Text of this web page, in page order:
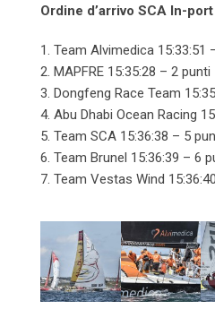
Ordine d’arrivo SCA In-
1. Team Alvimedica 15:33:51
2. MAPFRE 15:35:28 – 2 punti
3. Dongfeng Race Team
4. Abu Dhabi Ocean Racing
5. Team SCA 15:36:38 – 5
6. Team Brunel 15:36:39 – 6
7. Team Vestas Wind